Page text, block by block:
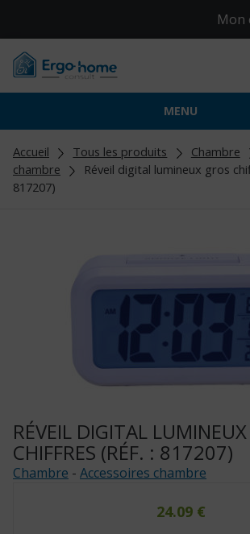
Mon
MENU
Accueil Tous les produits Chambre
chambre
Réveil digital lumineux gros
817207)
RÉVEIL DIGITAL
CHIFFRES (RÉF. : 817207)
Chambre - Accessoires chambre
24.09 €